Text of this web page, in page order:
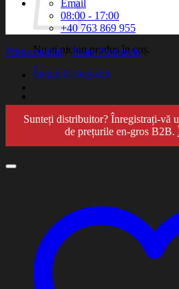
Nu ai niciun produs în coș.
Înapoi la magazin
Email
08:00 - 17:00
+40 763 869 955
Prima pagină / Toate Produsele
Sunteți distribuitor? Înregistrați-vă
de prețurile en-gros B2B.